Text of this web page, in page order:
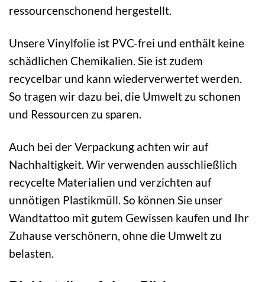
ressourcenschonend hergestellt.
Unsere Vinylfolie ist PVC-frei und enthält keine
schädlichen Chemikalien. Sie ist zudem
recycelbar und kann wiederverwertet werden.
So tragen wir dazu bei, die Umwelt zu schonen
und Ressourcen zu sparen.
Auch bei der Verpackung achten wir auf
Nachhaltigkeit. Wir verwenden ausschließlich
recycelte Materialien und verzichten auf
unnötigen Plastikmüll. So können Sie unser
Wandtattoo mit gutem Gewissen kaufen und Ihr
Zuhause verschönern, ohne die Umwelt zu
belasten.